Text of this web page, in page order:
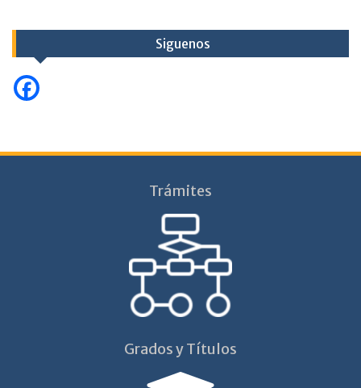
Siguenos
Trámites
Grados y Títulos